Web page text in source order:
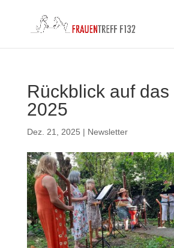
Rückblick auf das
2025
Dez. 21, 2025 | Newsletter